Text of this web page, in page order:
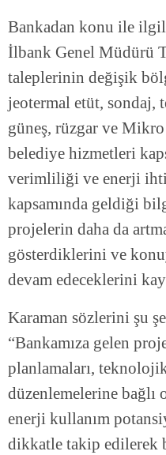
Bankadan konu ile
İlbank Genel Müdürü
taleplerinin değişik
jeotermal etüt, sondaj,
güneş, rüzgar ve
belediye hizmetleri
verimliliği ve enerji
kapsamında geldiği
projelerin daha da
gösterdiklerini ve
devam edeceklerini
Karaman sözlerini şu
“Bankamıza gelen
planlamaları,
düzenlemelerine
enerji kullanım
dikkatle takip edilerek